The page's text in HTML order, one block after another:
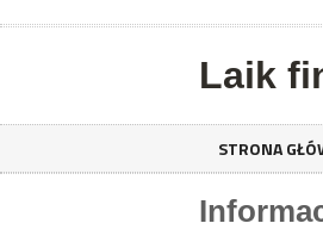
Laik
STRONA